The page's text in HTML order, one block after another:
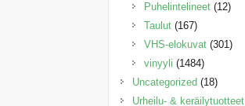
Puhelintelineet (12)
Taulut (167)
VHS-elokuvat (301)
vinyyli (1484)
Uncategorized (18)
Urheilu- & keräilytuotteet